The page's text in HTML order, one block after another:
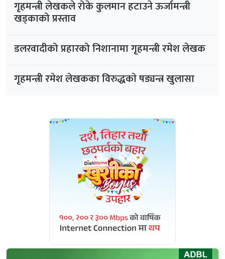
गृहमन्त्री लेखकले रोके कुलमान हटाउने ऊर्जामन्त्री
खड्काको प्रस्ताव
डलरवादीको प्रहारको निशानामा गृहमन्त्री रमेश लेखक
गृहमन्त्री रमेश लेखकका विरुद्धकाे षड्यन्त्र खुलासा